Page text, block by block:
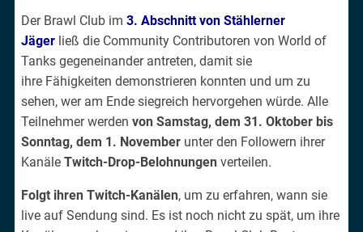
Der Brawl Club im3. Abschnitt von Stählerner
Jäger ließ die Community Contributoren von World of
Tanks gegeneinander antreten, damit sie
ihre Fähigkeiten demonstrieren konnten und um zu
sehen, wer am Ende siegreich hervorgehen würde. Alle
Teilnehmer werdenvon Samstag, dem 31. Oktober bis
Sonntag, dem 1. November unter den Followern ihrer
KanäleTwitch-Drop-Belohnungen verteilen.
Folgt ihren Twitch-Kanälen, um zu erfahren, wann sie
live auf Sendung sind. Es ist noch nicht zu spät, um ihre